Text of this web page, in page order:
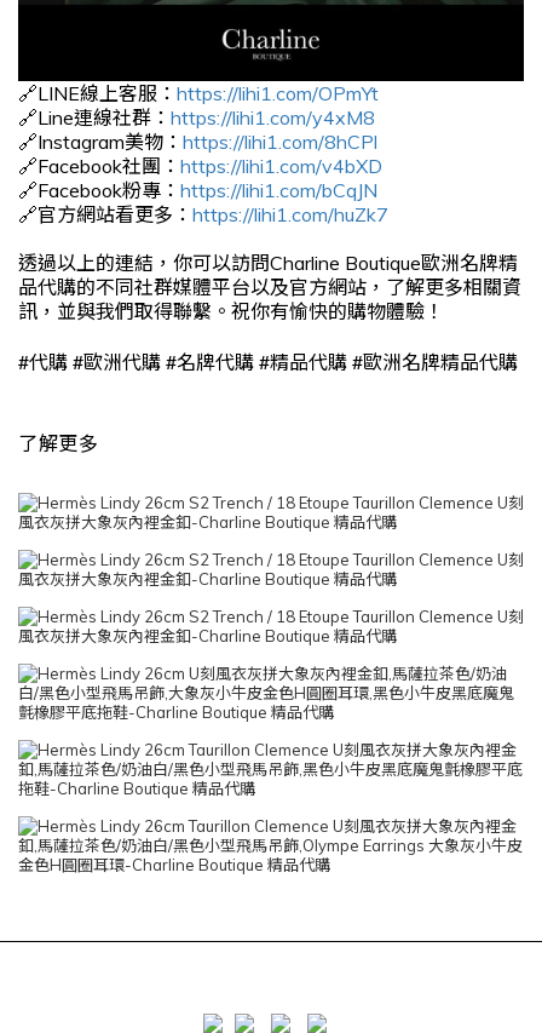
🔗LINE線上客服： https://lihi1.com/OPmYt
🔗Line連線社群： https://lihi1.com/y4xM8
🔗Instagram美物： https://lihi1.com/8hCPl
🔗Facebook社團： https://lihi1.com/v4bXD
🔗Facebook粉專： https://lihi1.com/bCqJN
🔗官方網站看更多： https://lihi1.com/huZk7
透過以上的連結，你可以訪問Charline Boutique歐洲名牌精
品代購的不同社群媒體平台以及官方網站，了解更多相關資
訊，並與我們取得聯繫。祝你有愉快的購物體驗！
#代購 #歐洲代購 #名牌代購 #精品代購 #歐洲名牌精品代購
了解更多